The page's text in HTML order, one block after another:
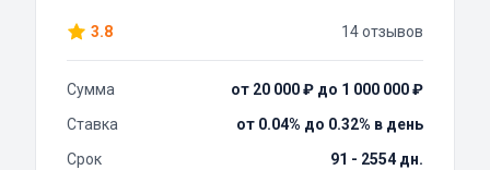
3.8 14 отзывов
Сумма
от 20 000 ₽ до 1 000 000 ₽
Ставка
от 0.04% до 0.32% в день
Срок
91 - 2554 дн.